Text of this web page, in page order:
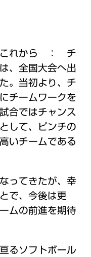
これから ： チ
、全国大会へ出
。当初より、チ
チームワークを
合ではチャンス
して、ピンチの
いチームである
ってきたが、幸
で、今後は更
ムの前進を期待
るソフトボール